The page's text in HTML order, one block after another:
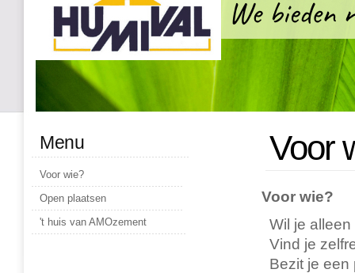
Menu
Voor wie?
Open plaatsen
't huis van AMOzement
Voor
Voor wie?
Wil je
Vind je
Bezit je